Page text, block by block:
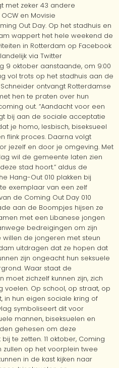
met zeker 43 andere
en Movisie
Out Day. Op het stadhuis en
wappert het hele weekend de
in Rotterdam op Facebook
via Twitter
9 oktober aanstaande, om 9:00
vol trots op het stadhuis aan de
ontvangt Rotterdamse
hen te praten over hun
out. “Aandacht voor een
bij aan de sociale acceptatie
je homo, lesbisch, biseksueel
flink proces. Daarna volgt
jezelf en door je omgeving. Met
wil de gemeente laten zien
stad hoort.” aldus de
Hang-Out 010 plakken bij
exemplaar van een zelf
de Coming Out Day 010
aan de Boompjes hijsen ze
met een Libanese jongen
bedreigingen om zijn
de jongeren met steun
uitdragen dat ze hopen dat
zijn ongeacht hun seksuele
Waar staat de
zichzelf kunnen zijn, zich
Op school, op straat, op
in hun eigen sociale kring of
symboliseert dit voor
mannen, biseksuelen en
gehesen om deze
te zetten. 11 oktober, Coming
zullen op het voorplein twee
in de kast kijken naar